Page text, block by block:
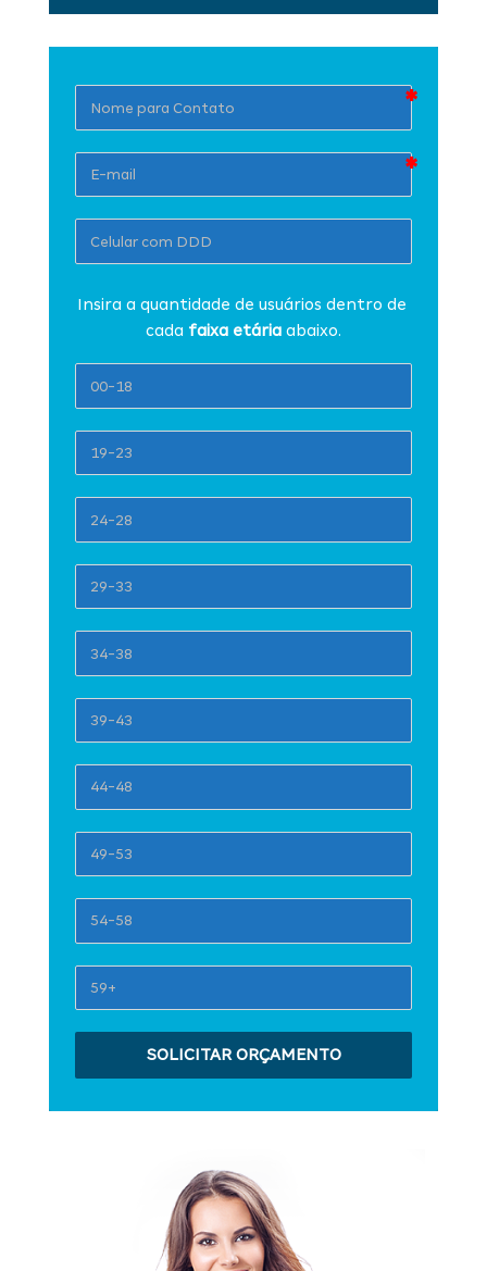
Insira a quantidade de usuários dentro de
cada faixa etária abaixo.
SOLICITAR ORÇAMENTO